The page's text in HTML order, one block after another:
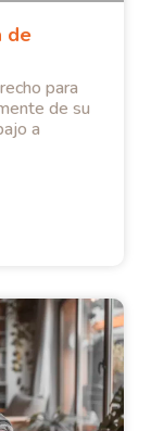
de
para
de su
a